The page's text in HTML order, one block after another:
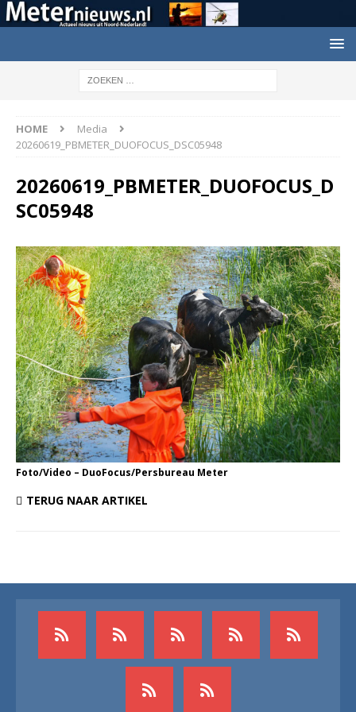
HOME
Media
20260619_PBMETER_DUOFOCUS_DSC05948
20260619_PBMETER_DUOFOCUS_D
SC05948
Foto/Video – DuoFocus/Persbureau Meter
TERUG NAAR ARTIKEL